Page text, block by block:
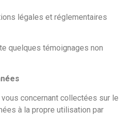
légales et réglementaires
quelques témoignages non
concernant collectées sur le
à la propre utilisation par